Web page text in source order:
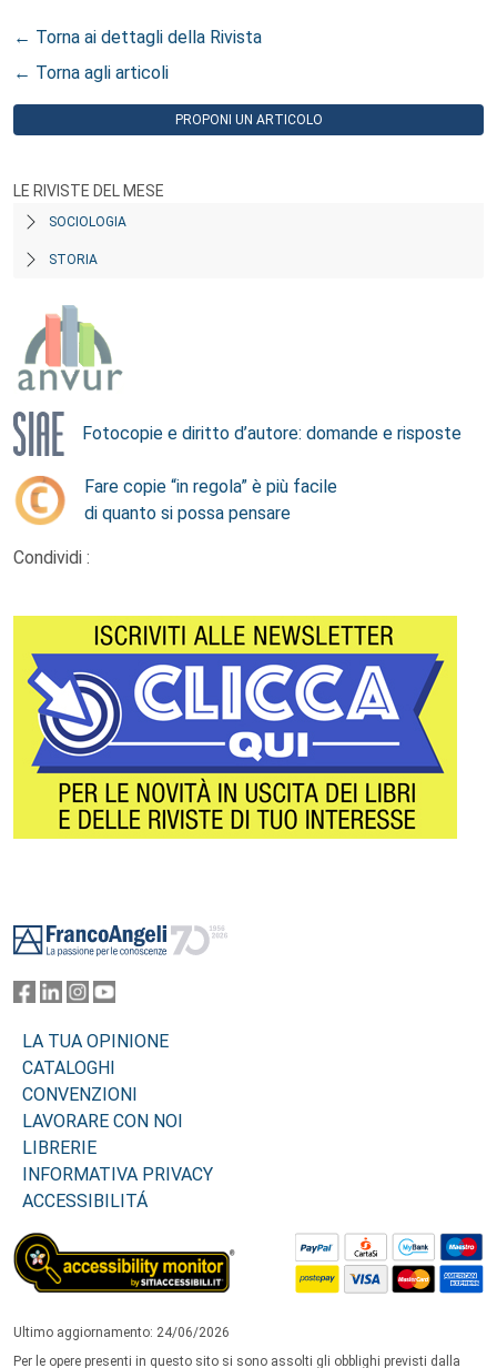
← Torna ai dettagli della Rivista
← Torna agli articoli
PROPONI UN ARTICOLO
LE RIVISTE DEL MESE
SOCIOLOGIA
STORIA
Fotocopie e diritto d’autore: domande e risposte
Fare copie “in regola” è più facile
di quanto si possa pensare
Condividi :
LA TUA OPINIONE
CATALOGHI
CONVENZIONI
LAVORARE CON NOI
LIBRERIE
INFORMATIVA PRIVACY
ACCESSIBILITÁ
Ultimo aggiornamento: 24/06/2026
Per le opere presenti in questo sito si sono assolti gli obblighi previsti dalla